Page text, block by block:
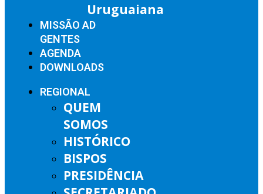
Uruguaiana
MISSÃO AD
GENTES
AGENDA
DOWNLOADS
REGIONAL
QUEM
SOMOS
HISTÓRICO
BISPOS
PRESIDÊNCIA